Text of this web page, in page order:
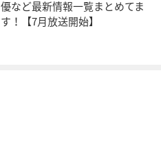
優など最新情報一覧まとめてま
す！【7月放送開始】